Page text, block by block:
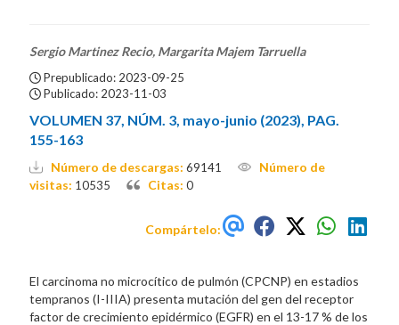
Sergio Martinez Recio, Margarita Majem Tarruella
Prepublicado: 2023-09-25
Publicado: 2023-11-03
VOLUMEN 37, NÚM. 3, mayo-junio (2023), PAG.
155-163
Número de descargas: 69141
Número de
visitas: 10535 Citas: 0
Compártelo:
El carcinoma no microcítico de pulmón (CPCNP) en estadios
tempranos (I-IIIA) presenta mutación del gen del receptor
factor de crecimiento epidérmico (EGFR) en el 13-17 % de los